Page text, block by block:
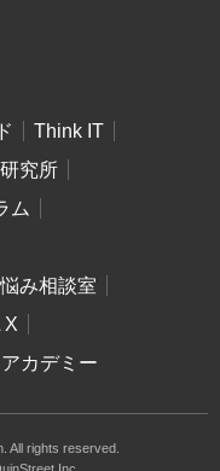
Think IT
究所
ム
み相談室
X
カデミー
All rights reserved.